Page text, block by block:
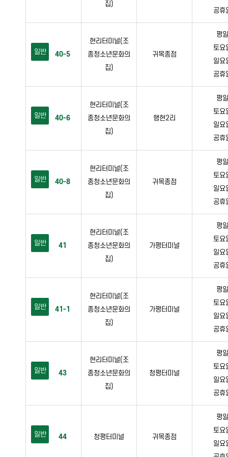
집)
공
일반 40-5
현리터미널(조
종청소년문화의
집)
귀목종점
평
토
일
공
일반 40-6
현리터미널(조
종청소년문화의
집)
행현2리
평
토
일
공
일반 40-8
현리터미널(조
종청소년문화의
집)
귀목종점
평
토
일
공
일반 41
현리터미널(조
종청소년문화의
집)
가평터미널
평
토
일
공
일반 41-1
현리터미널(조
종청소년문화의
집)
가평터미널
평
토
일
공
일반 43
현리터미널(조
종청소년문화의
집)
청평터미널
평
토
일
공
일반 44 청평터미널 귀목종점
평
토
일